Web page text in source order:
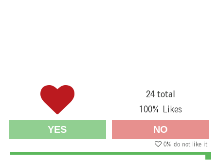
24 total
100% Likes
YES NO
0% do not like it